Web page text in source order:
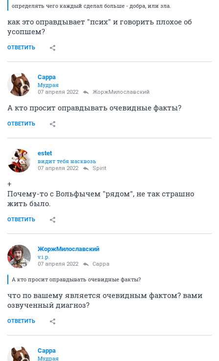
определять чего каждый сделал больше - добра, или зла.
как это оправдывает "псих" и говорить плохое об
усопшем?
ОТВЕТИТЬ
Сарра
Мудрая
07 апреля 2022 ЖоржМилославский
А кто просит оправдывать очевидные факты?
ОТВЕТИТЬ
estet
видит тебя насквозь
07 апреля 2022 Spirit
+
Почему-то с Вольфычем "рядом", не так страшно
жить было.
ОТВЕТИТЬ
ЖоржМилославский
v.i.p.
07 апреля 2022 Сарра
А кто просит оправдывать очевидные факты?
что по вашему является очевидным фактом? вами
озвученный диагноз?
ОТВЕТИТЬ
Сарра
Мудрая